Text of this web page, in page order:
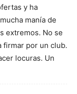
y ha
manía de
extremos. No se
firmar por un club.
locuras. Un